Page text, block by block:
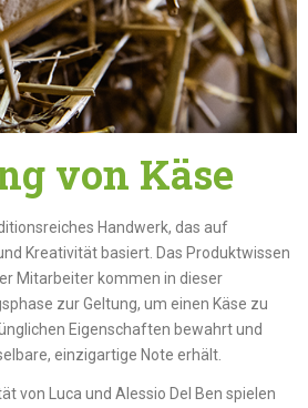
von Käse
Handwerk, das auf
Kreativität basiert. Das Produktwissen
Mitarbeiter kommen in dieser
zur Geltung, um einen Käse zu
Eigenschaften bewahrt und
einzigartige Note erhält.
von Luca und Alessio Del Ben spielen